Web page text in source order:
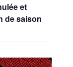
et
de saison